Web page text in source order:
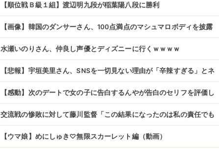
ストによって体調不良になれば仮放免する運用がなされているのでは
ないか」→回答
【順位戦Ｂ級１組】渡辺明九段が稲葉陽八段に勝利
【画像】韓国のダンサーさん、100点満点のマシュマロボディを披露
した結果ｗｗｗｗｗｗｗｗｗｗｗｗｗ
水瀬いのりさん、仲良し声優とディズニーに行くｗｗｗｗ
【悲報】宇垣美里さん、SNSを一切見ない理由が「辛辣すぎる」とネ
ット騒然へｗｗｗｗ
【感動】次のデートで女の子に告白するんやが告白のセリフを評価し
てくれ
交流戦の惨敗に対して藤川監督「この結果になったのは私の責任でも
なんでもいいんです」
【ウマ娘】めにしゅき♡無限スカーレット編（動画）